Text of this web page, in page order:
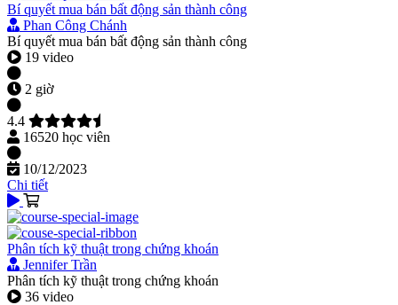
Bí quyết mua bán bất động sản thành công
Phan Công Chánh
Bí quyết mua bán bất động sản thành công
19 video
2 giờ
4.4
16520 học viên
10/12/2023
Chi tiết
Phân tích kỹ thuật trong chứng khoán
Jennifer Trần
Phân tích kỹ thuật trong chứng khoán
36 video